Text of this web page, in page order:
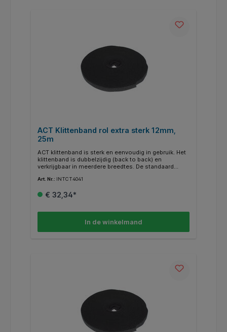
ACT Klittenband rol extra sterk 12mm,
25m
ACT klittenband is sterk en eenvoudig in gebruik. Het
klittenband is dubbelzijdig (back to back) en
verkrijgbaar in meerdere breedtes. De standaard
Art. Nr.: INTCT4041
€ 32,34*
In de winkelmand